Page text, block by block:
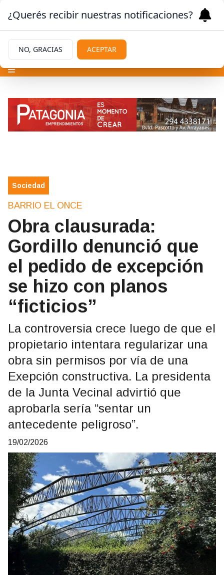
Sociedad
BARRIO EL ONCE
Obra clausurada:
Gordillo denunció que
el pedido de excepción
se hizo con planos
“ficticios”
La controversia crece luego de que el
propietario intentara regularizar una
obra sin permisos por vía de una
Exepción constructiva. La presidenta
de la Junta Vecinal advirtió que
aprobarla sería “sentar un
antecedente peligroso”.
19/02/2026
¿Querés recibir nuestras notificaciones?
NO, GRACIAS ACEPTAR